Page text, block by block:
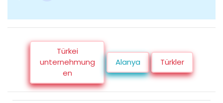
Türkei
unternehmung
en
Alanya Türkler